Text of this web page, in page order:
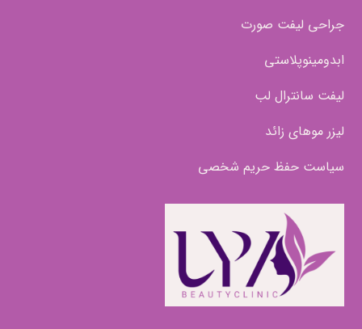
جراحی لیفت صورت
ابدومینوپلاستی
لیفت سانترال لب
لیزر موهای زائد
سیاست حفظ حریم شخصی